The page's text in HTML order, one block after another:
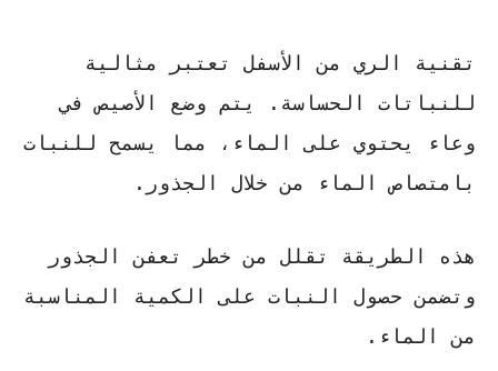
تقنية الري من الأسفل تعتبر مثالية
للنباتات الحساسة. يتم وضع الأصيص في
وعاء يحتوي على الماء، مما يسمح للنبات
بامتصاص الماء من خلال الجذور.
هذه الطريقة تقلل من خطر تعفن الجذور
وتضمن حصول النبات على الكمية المناسبة
من الماء.